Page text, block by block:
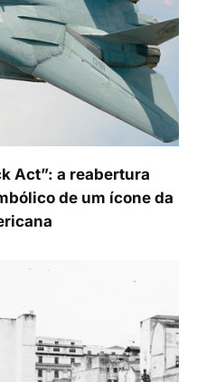
Act”: a reabertura
de um ícone da